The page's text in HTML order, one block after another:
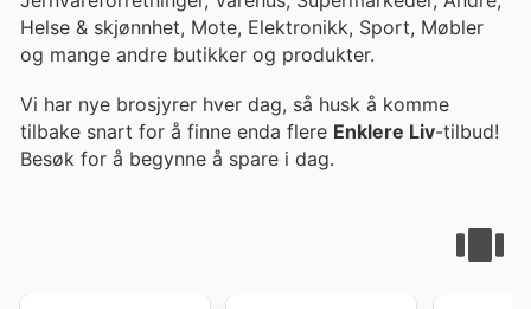
Helse & skjønnhet, Mote, Elektronikk, Sport, Møbler
og mange andre butikker og produkter.
Vi har nye brosjyrer hver dag, så husk å komme
tilbake snart for å finne enda flere Enklere Liv-tilbud!
Besøk for å begynne å spare i dag.